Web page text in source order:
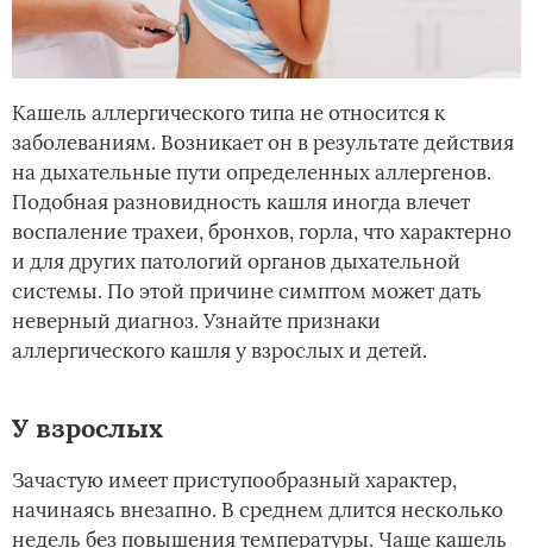
Кашель аллергического типа не относится к
заболеваниям. Возникает он в результате действия
на дыхательные пути определенных аллергенов.
Подобная разновидность кашля иногда влечет
воспаление трахеи, бронхов, горла, что характерно
и для других патологий органов дыхательной
системы. По этой причине симптом может дать
неверный диагноз. Узнайте признаки
аллергического кашля у взрослых и детей.
У взрослых
Зачастую имеет приступообразный характер,
начинаясь внезапно. В среднем длится несколько
недель без повышения температуры. Чаще кашель